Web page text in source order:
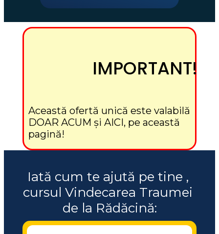
IMPORTANT!
Această ofertă unică este valabilă
DOAR ACUM și AICI, pe această
pagină!
Iată cum te ajută pe tine ,
cursul Vindecarea Traumei
de la Rădăcină: